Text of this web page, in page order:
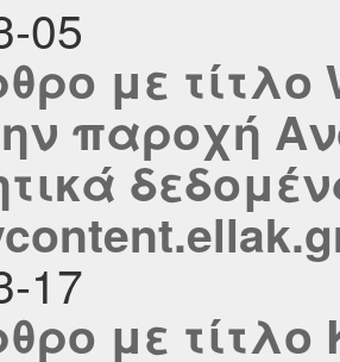
05
με τίτλο
παροχή
17
με